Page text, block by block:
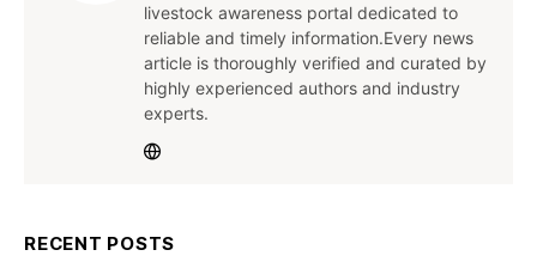
livestock awareness portal dedicated to
reliable and timely information.Every news
article is thoroughly verified and curated by
highly experienced authors and industry
experts.
RECENT POSTS